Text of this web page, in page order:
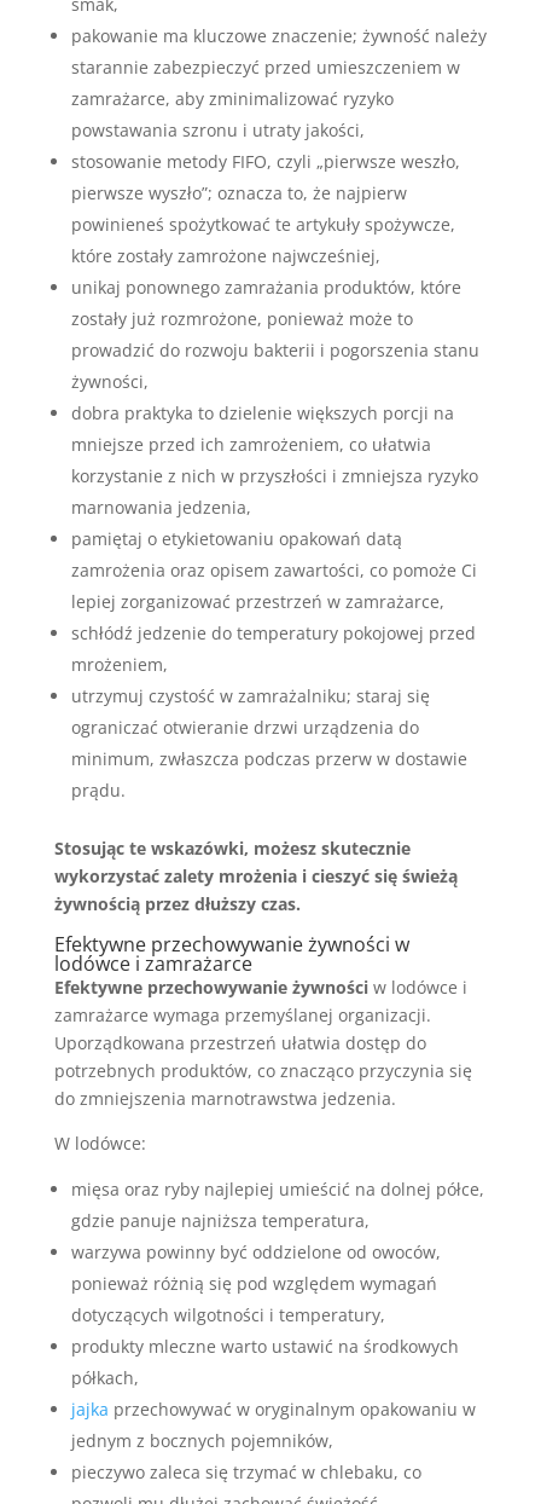
pakowanie ma kluczowe znaczenie; żywność należy
starannie zabezpieczyć przed umieszczeniem w
zamrażarce, aby zminimalizować ryzyko
powstawania szronu i utraty jakości,
stosowanie metody FIFO, czyli „pierwsze weszło,
pierwsze wyszło”; oznacza to, że najpierw
powinieneś spożytkować te artykuły spożywcze,
które zostały zamrożone najwcześniej,
unikaj ponownego zamrażania produktów, które
zostały już rozmrożone, ponieważ może to
prowadzić do rozwoju bakterii i pogorszenia stanu
żywności,
dobra praktyka to dzielenie większych porcji na
mniejsze przed ich zamrożeniem, co ułatwia
korzystanie z nich w przyszłości i zmniejsza ryzyko
marnowania jedzenia,
pamiętaj o etykietowaniu opakowań datą
zamrożenia oraz opisem zawartości, co pomoże Ci
lepiej zorganizować przestrzeń w zamrażarce,
schłódź jedzenie do temperatury pokojowej przed
mrożeniem,
utrzymuj czystość w zamrażalniku; staraj się
ograniczać otwieranie drzwi urządzenia do
minimum, zwłaszcza podczas przerw w dostawie
prądu.
Stosując te wskazówki, możesz skutecznie
wykorzystać zalety mrożenia i cieszyć się świeżą
żywnością przez dłuższy czas.
Efektywne przechowywanie żywności w
lodówce i zamrażarce
Efektywne przechowywanie żywnościw lodówce i
zamrażarce wymaga przemyślanej organizacji.
Uporządkowana przestrzeń ułatwia dostęp do
potrzebnych produktów, co znacząco przyczynia się
do zmniejszenia marnotrawstwa jedzenia.
W lodówce:
mięsa oraz ryby najlepiej umieścić na dolnej półce,
gdzie panuje najniższa temperatura,
warzywa powinny być oddzielone od owoców,
ponieważ różnią się pod względem wymagań
dotyczących wilgotności i temperatury,
produkty mleczne warto ustawić na środkowych
półkach,
jajka przechowywać w oryginalnym opakowaniu w
jednym z bocznych pojemników,
pieczywo zaleca się trzymać w chlebaku, co